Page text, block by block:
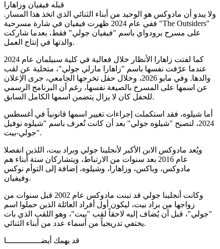
قبله فيفيان وزاهارا
ولا يبدو أن مادوكس هو الوحيد من أبناء الثنائي الذي اتخذ هذا المسار.
ففي عام 2024 ظهرت فيفيان في شارة مسرحية "The Outsiders"
على مسرح برودواي باسم "فيفيان جولي" فقط، بعدما شاركت
والدتها في إنتاج العمل.
كما لفتت زاهارا الأنظار خلال فعالية في كلية سبيلمان عام 2024
عندما عرّفت نفسها باسم "زاهارا مارلي جولي"، متخلية عن لقب
والدها. وفي مايو 2026، وخلال حفل تخرجها الجامعي، جرى الإعلان
عن اسمها على المسرح بالصيغة نفسها، رغم أن البرنامج الرسمي
للحفل كان لا يزال يتضمن اسمها الكامل السابق.
أما شيلوه، فقد استكملت إجراءات تغيير اسمها قانونياً في أغسطس
2024، لتصبح "شيلوه جولي" بعد أن كانت تُعرف باسم "شيلوه نوفيل
جولي-بيت".
ويُعد مادوكس الابن الأكبر لأنجلينا جولي وبراد بيت، اللذين انفصلا
عام 2016 بعد سنوات من الارتباط، ويتشاركان ستة أبناء هم
مادوكس، وباكس، وزاهارا، وشيلوه، إضافة إلى التوأم نوكس
وفيفيان.
وكانت أنجلينا جولي قد تبنت مادوكس عام 2002 قبل سنوات من
زواجها من براد بيت، ليكون أول أفراد العائلة الذين حملوا اسم
"جولي"، قبل أن يُضاف إليه لاحقاً لقب "بيت"، وهو اللقب الذي بات
يختفي تدريجياً من أسماء عدد من أبناء الثنائي.
قد يهمك أيضــــــــــــــا